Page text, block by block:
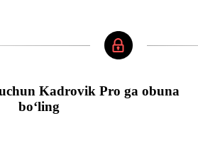
Kadrovik Pro ga obuna
boʻling